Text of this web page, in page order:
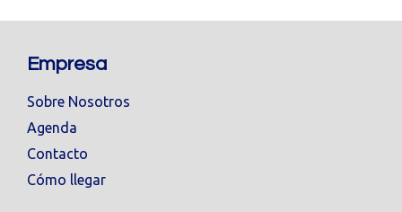
Empresa
Sobre Nosotros
Agenda
Contacto
Cómo llegar